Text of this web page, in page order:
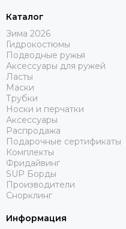
Каталог
Зима 2026
Гидрокостюмы
Подводные ружья
Аксессуары для ружей
Ласты
Маски
Трубки
Носки и перчатки
Аксессуары
Распродажа
Подарочные сертификаты
Комплекты
Фридайвинг
SUP Борды
Производители
Снорклинг
Информация